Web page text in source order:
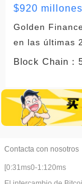
$920
Golden
en las últimas
Block Chain：
Contacta con nosotros
[0:31ms0-1:120ms